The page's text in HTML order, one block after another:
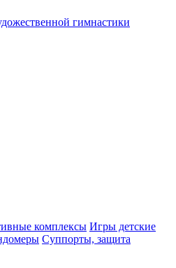
гимнастики
комплексы Игры детские
Суппорты, защита